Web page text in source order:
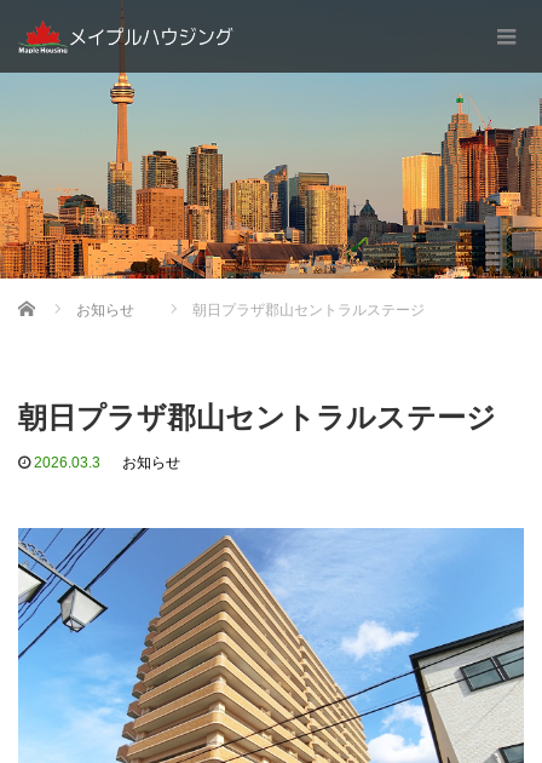
Home お知らせ 朝日プラザ郡山セントラルステージ
朝日プラザ郡山セントラルステージ
2026.03.3 お知らせ